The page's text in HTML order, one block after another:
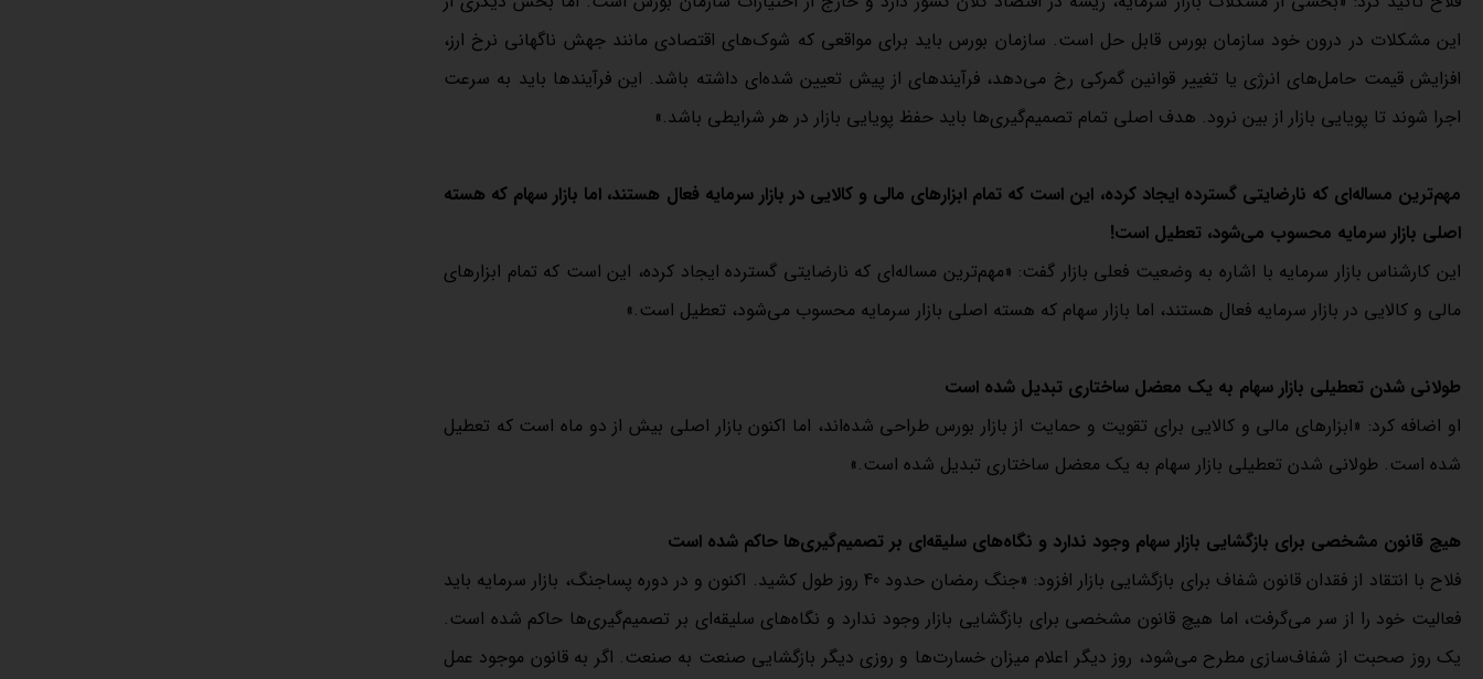
این مشکلات در درون خود سازمان بورس قابل حل است. سازمان بورس باید برای مواقعی که شوک‌های اقتصادی مانند جهش ناگهانی نرخ ارز،
افزایش قیمت حامل‌های انرژی یا تغییر قوانین گمرکی رخ می‌دهد، فرآیندهای از پیش تعیین شده‌ای داشته باشد. این فرآیندها باید به سرعت
اجرا شوند تا پویایی بازار از بین نرود. هدف اصلی تمام تصمیم‌گیری‌ها باید حفظ پویایی بازار در هر شرایطی باشد.»
مهم‌ترین مساله‌ای که نارضایتی گسترده ایجاد کرده، این است که تمام ابزارهای مالی و کالایی در بازار سرمایه فعال هستند، اما بازار سهام که هسته
اصلی بازار سرمایه محسوب می‌شود، تعطیل است!
این کارشناس بازار سرمایه با اشاره به وضعیت فعلی بازار گفت: «مهم‌ترین مساله‌ای که نارضایتی گسترده ایجاد کرده، این است که تمام ابزارهای
مالی و کالایی در بازار سرمایه فعال هستند، اما بازار سهام که هسته اصلی بازار سرمایه محسوب می‌شود، تعطیل است.»
طولانی شدن تعطیلی بازار سهام به یک معضل ساختاری تبدیل شده است
او اضافه کرد: «ابزارهای مالی و کالایی برای تقویت و حمایت از بازار بورس طراحی شده‌اند، اما اکنون بازار اصلی بیش از دو ماه است که تعطیل
شده است. طولانی شدن تعطیلی بازار سهام به یک معضل ساختاری تبدیل شده است.»
هیچ قانون مشخصی برای بازگشایی بازار سهام وجود ندارد و نگاه‌های سلیقه‌ای بر تصمیم‌گیری‌ها حاکم شده است
فلاح با انتقاد از فقدان قانون شفاف برای بازگشایی بازار افزود: «جنگ رمضان حدود 40 روز طول کشید. اکنون و در دوره پساجنگ، بازار سرمایه باید
فعالیت خود را از سر می‌گرفت، اما هیچ قانون مشخصی برای بازگشایی بازار وجود ندارد و نگاه‌های سلیقه‌ای بر تصمیم‌گیری‌ها حاکم شده است.
یک روز صحبت از شفاف‌سازی مطرح می‌شود، روز دیگر اعلام میزان خسارت‌ها و روزی دیگر بازگشایی صنعت به صنعت. اگر به قانون موجود عمل